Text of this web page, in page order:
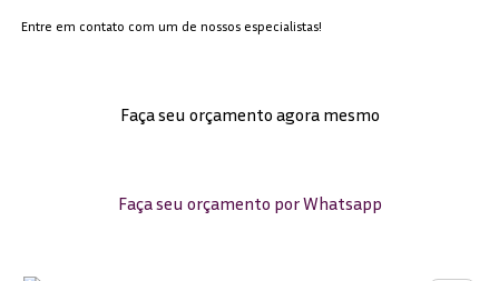
Entre em contato com um de nossos especialistas!
Faça seu orçamento agora mesmo
Faça seu orçamento por Whatsapp